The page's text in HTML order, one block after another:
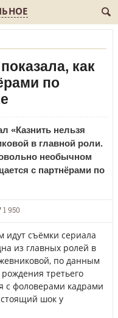
как
по
«Казнить нельзя
в главной роли.
необычном
с партнёрами по
1 950
идут съёмки сериала
из главных ролей в
по данным
третьего
с фоловерами кадрами
шок у